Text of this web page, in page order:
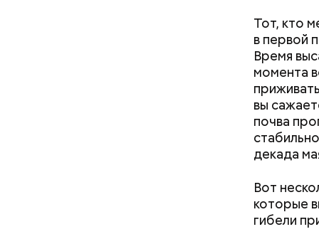
Тот, кто
в первой
Время
момента
вы
почва
декада
Вот
которые
гибели
Копылов.
полезна.